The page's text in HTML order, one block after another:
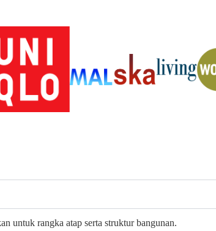
untuk rangka atap serta struktur bangunan.